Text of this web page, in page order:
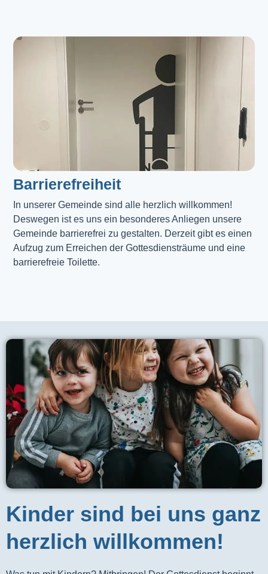
Barrierefreiheit
In unserer Gemeinde sind alle herzlich willkommen!
Deswegen ist es uns ein besonderes Anliegen unsere
Gemeinde barrierefrei zu gestalten. Derzeit gibt es einen
Aufzug zum Erreichen der Gottesdiensträume und eine
barrierefreie Toilette.
Kinder sind bei uns ganz
herzlich willkommen!